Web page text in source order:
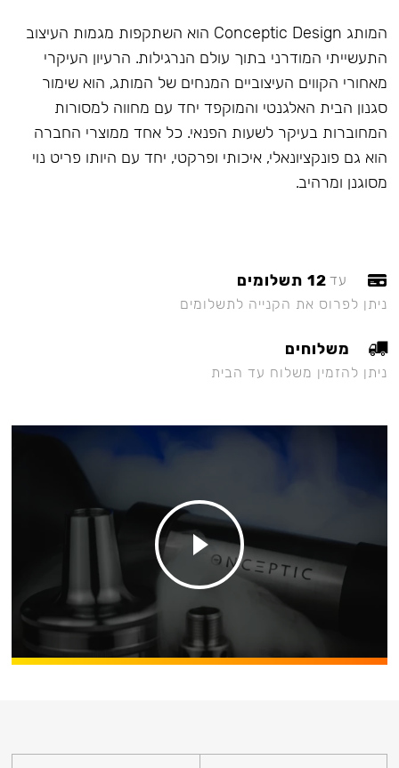
המותג Conceptic Design הוא השתקפות מגמות העיצוב
התעשייתי המודרני בתוך עולם הנרגילות. הרעיון העיקרי
מאחורי הקווים העיצוביים המנחים של המותג, הוא שימור
סגנון הבית האלגנטי והמוקפד יחד עם מחווה למסורות
המחוברות בעיקר לשעות הפנאי. כל אחד ממוצרי החברה
הוא גם פונקציונאלי, איכותי ופרקטי, יחד עם היותו פריט נוי
מסוגנן ומרהיב.
עד 12 תשלומים
ניתן לפרוס את הקנייה לתשלומים
משלוחים
ניתן להזמין משלוח עד הבית